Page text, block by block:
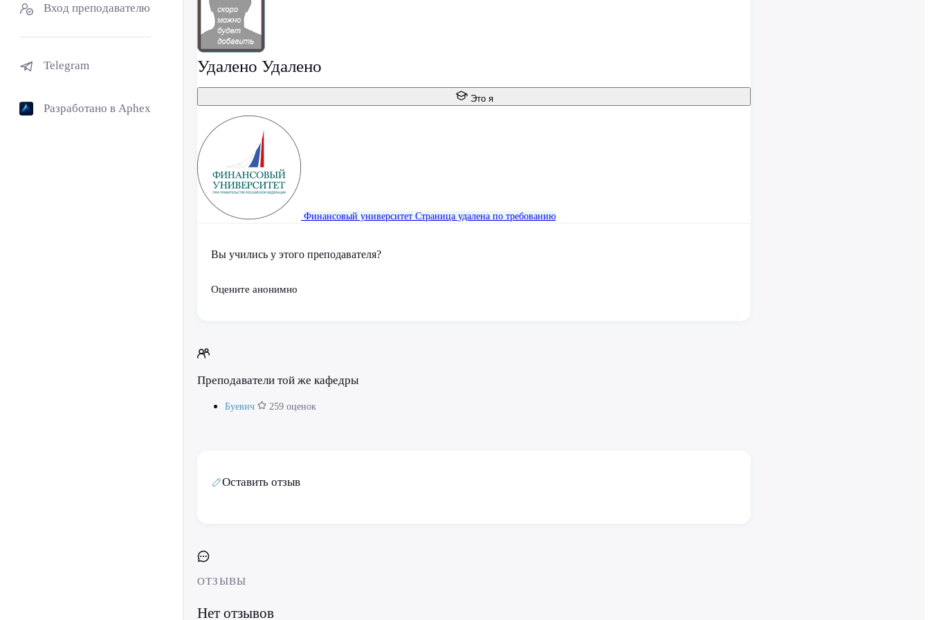
Вход преподавателю
Telegram
Разработано в Aphex
Удалено Удалено
Это я
Финансовый университет Страница удалена по требованию
Вы учились у этого преподавателя?
Оцените анонимно
Преподаватели той же кафедры
Буевич 259 оценок
Оставить отзыв
ОТЗЫВЫ
Нет отзывов